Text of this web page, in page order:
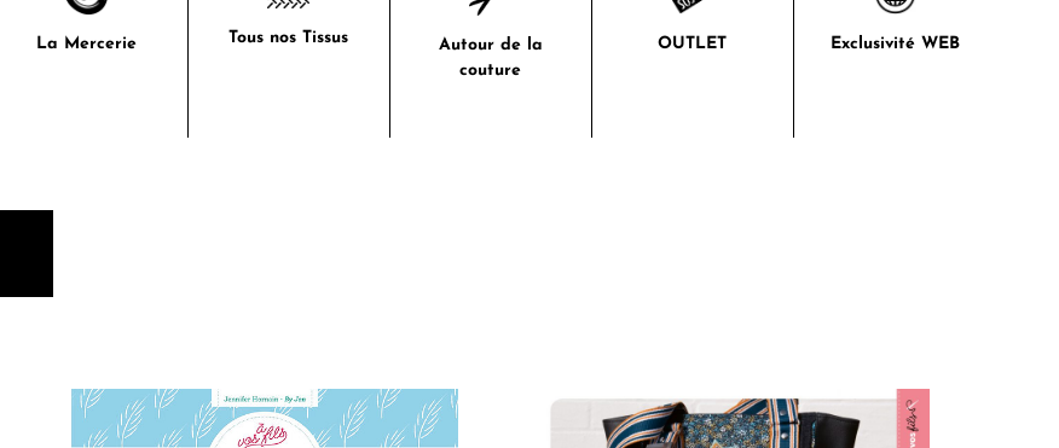
La Mercerie Tous nos Tissus
Autour de la
couture
OUTLET Exclusivité WEB